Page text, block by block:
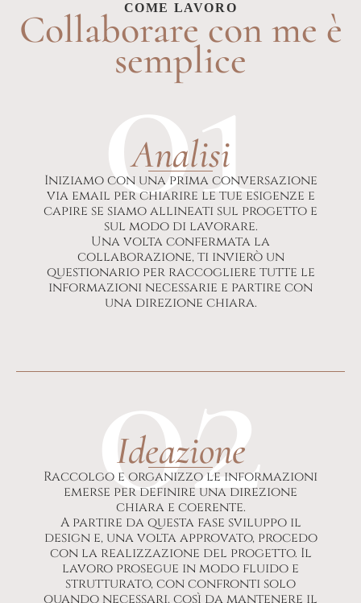
COME LAVORO
Collaborare con me è
semplice
01
Analisi
Iniziamo con una prima conversazione
via email per chiarire le tue esigenze e
capire se siamo allineati sul progetto e
sul modo di lavorare.
Una volta confermata la
collaborazione, ti invierò un
questionario per raccogliere tutte le
informazioni necessarie e partire con
una direzione chiara.
02
Ideazione
Raccolgo e organizzo le informazioni
emerse per definire una direzione
chiara e coerente.
A partire da questa fase sviluppo il
design e, una volta approvato, procedo
con la realizzazione del progetto. Il
lavoro prosegue in modo fluido e
strutturato, con confronti solo
quando necessari, così da mantenere il